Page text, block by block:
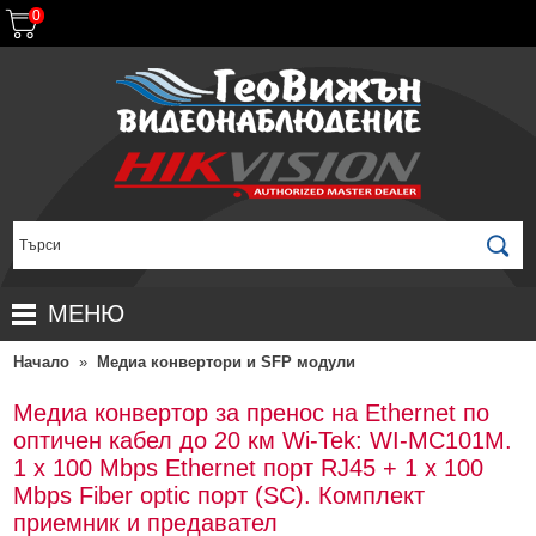
0
МЕНЮ
НАЧАЛО
ПРОДУКТИ
ПРОМОЦИИ
НОВИ ПРОДУКТИ
КОМПЛЕКТИ ЗА ВИДЕОНАБЛЮДЕНИЕ
ЗА ДИСТРИБУТОРИ
ГАРАНЦИОННИ УСЛОВИЯ
ДОСТАВКИ
Начало » Медиа конвертори и SFP модули
Медиа конвертор за пренос на Ethernet по
оптичен кабел до 20 км Wi-Tek: WI-MC101M.
1 х 100 Mbps Ethernet порт RJ45 + 1 x 100
Mbps Fiber optic порт (SC). Комплект
приемник и предавател